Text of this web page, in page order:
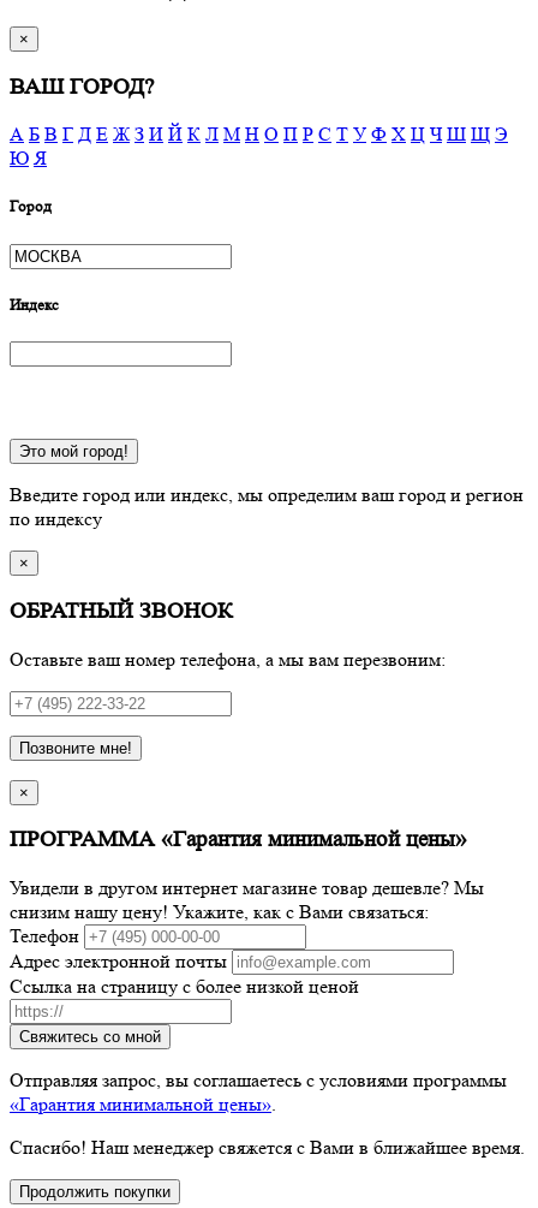
×
ВАШ ГОРОД?
А Б В Г Д Е Ж З И Й К Л М Н О П Р С Т У Ф Х Ц Ч Ш Щ Э
Ю Я
Город
Индекс
Это мой город!
Введите город или индекс, мы определим ваш город и регион
по индексу
×
ОБРАТНЫЙ ЗВОНОК
Оставьте ваш номер телефона, а мы вам перезвоним:
Позвоните мне!
×
ПРОГРАММА «Гарантия минимальной цены»
Увидели в другом интернет магазине товар дешевле? Мы
снизим нашу цену! Укажите, как с Вами связаться:
Телефон
Адрес электронной почты
Ссылка на страницу с более низкой ценой
Свяжитесь со мной
Отправляя запрос, вы соглашаетесь с условиями программы
«Гарантия минимальной цены».
Спасибо! Наш менеджер свяжется с Вами в ближайшее время.
Продолжить покупки